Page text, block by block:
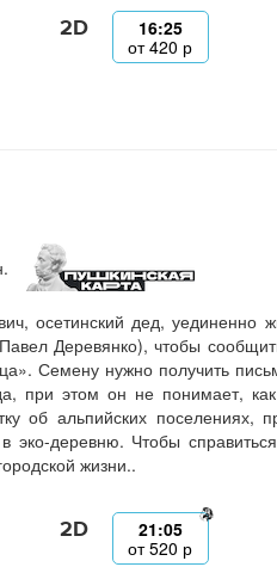
2D
16:25
от420 р
осетинский дед, уединенно
Деревянко), чтобы
Семену нужно получить
при этом он не понимает,
об альпийских
эко-деревню. Чтобы
жизни..
2D
21:05
от520 р